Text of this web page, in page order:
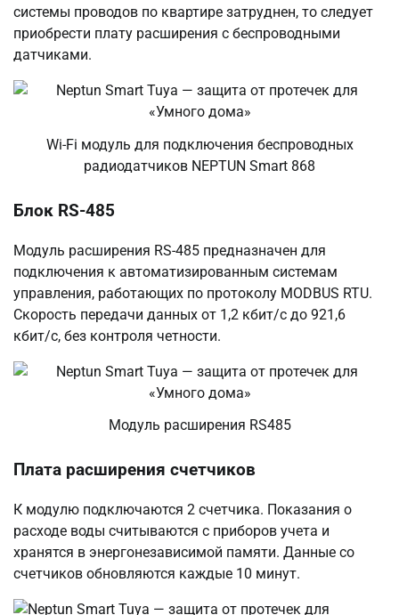
системы проводов по квартире затруднен, то следует
приобрести плату расширения с беспроводными
датчиками.
Wi-Fi модуль для подключения беспроводных
радиодатчиков NEPTUN Smart 868
Блок RS-485
Модуль расширения RS-485 предназначен для
подключения к автоматизированным системам
управления, работающих по протоколу MODBUS RTU.
Скорость передачи данных от 1,2 кбит/с до 921,6
кбит/с, без контроля четности.
Модуль расширения RS485
Плата расширения счетчиков
К модулю подключаются 2 счетчика. Показания о
расходе воды считываются с приборов учета и
хранятся в энергонезависимой памяти. Данные со
счетчиков обновляются каждые 10 минут.